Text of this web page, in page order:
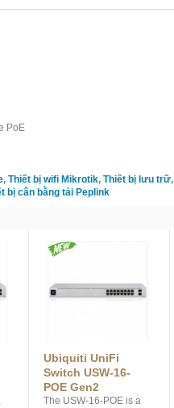
PoE
, Thiết bị wifi Mikrotik, Thiết bị lưu trữ,
bị cân bằng tải Peplink
Ubiquiti UniFi
Switch USW-16-
POE Gen2
The USW-16-POE is a